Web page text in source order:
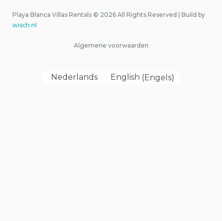
Playa Blanca Villas Rentals © 2026 All Rights Reserved | Build by
wisch.nl
Algemene voorwaarden
Nederlands English (Engels)